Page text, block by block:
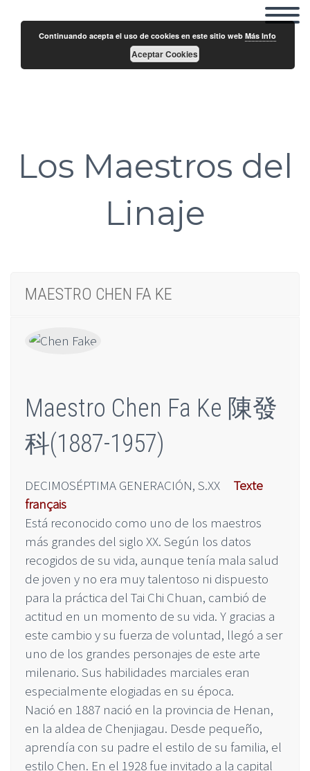
Biografías
Los Maestros del
Linaje
MAESTRO CHEN FA KE
Maestro Chen Fa Ke 陳發
科(1887-1957)
DECIMOSÉPTIMA GENERACIÓN, S.XX Texte
français
Está reconocido como uno de los maestros
más grandes del siglo XX. Según los datos
recogidos de su vida, aunque tenía mala salud
de joven y no era muy talentoso ni dispuesto
para la práctica del Tai Chi Chuan, cambió de
actitud en un momento de su vida. Y gracias a
este cambio y su fuerza de voluntad, llegó a ser
uno de los grandes personajes de este arte
milenario. Sus habilidades marciales eran
especialmente elogiadas en su época.
Nació en 1887 nació en la provincia de Henan,
en la aldea de Chenjiagau. Desde pequeño,
aprendía con su padre el estilo de su familia, el
estilo Chen. En el 1928 fue invitado a la capital
Continuando acepta el uso de cookies en este sitio webMás Info
Aceptar Cookies